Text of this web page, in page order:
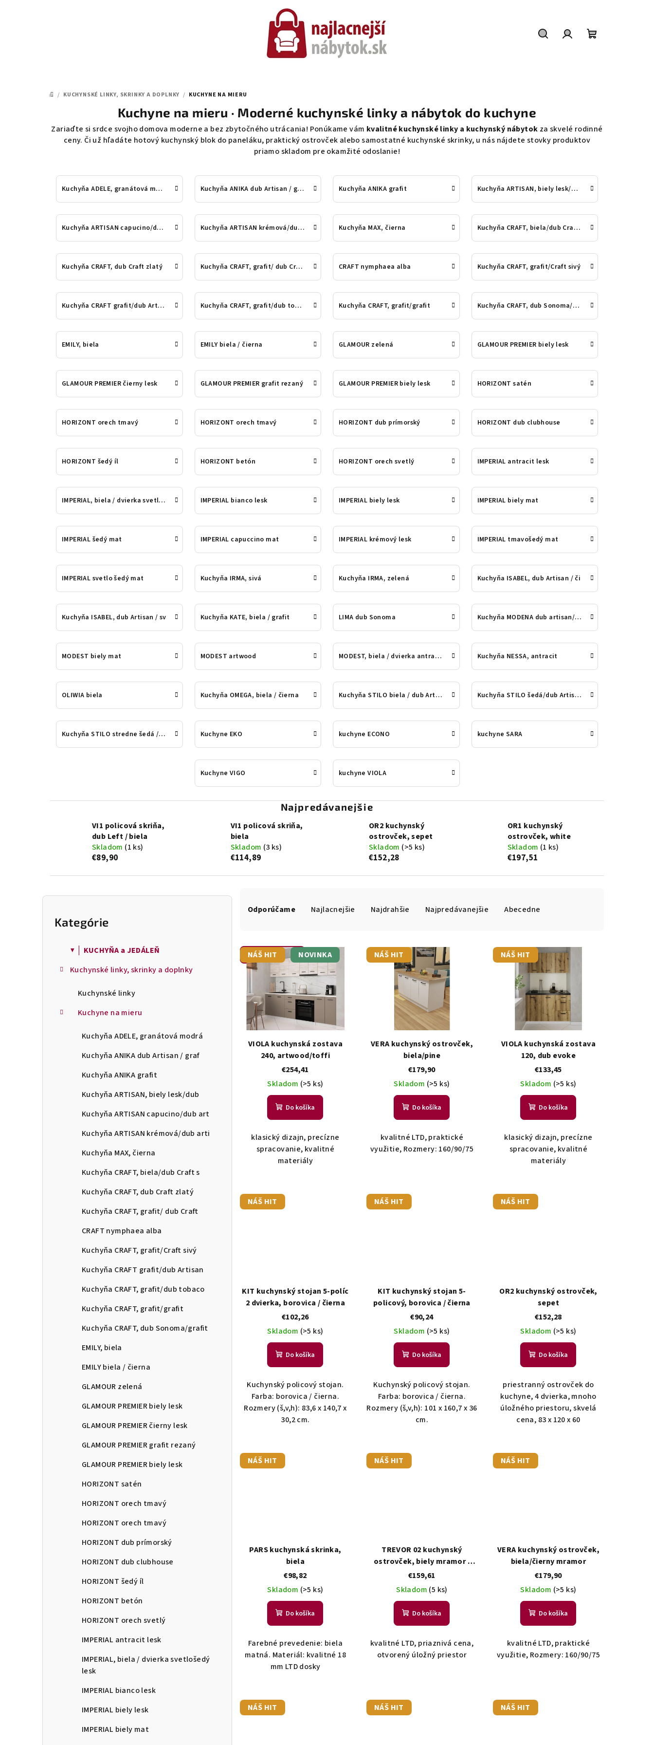
DOMOV
/ KUCHYNSKÉ LINKY, SKRINKY A DOPLNKY / KUCHYNE NA MIERU
Kuchyne na mieru · Moderné kuchynské linky a nábytok do kuchyne
Zariaďte si srdce svojho domova moderne a bez zbytočného utrácania! Ponúkame vám kvalitné kuchynské linky a kuchynský nábytok za skvelé rodinné
ceny. Či už hľadáte hotový kuchynský blok do paneláku, praktický ostrovček alebo samostatné kuchynské skrinky, u nás nájdete stovky produktov
priamo skladom pre okamžité odoslanie!
Kuchyňa ADELE, granátová modrá Kuchyňa ANIKA dub Artisan / graf Kuchyňa ANIKA grafit Kuchyňa ARTISAN, biely lesk/dub
Kuchyňa ARTISAN capucino/dub art Kuchyňa ARTISAN krémová/dub arti Kuchyňa MAX, čierna Kuchyňa CRAFT, biela/dub Craft s
Kuchyňa CRAFT, dub Craft zlatý Kuchyňa CRAFT, grafit/ dub Craft CRAFT nymphaea alba Kuchyňa CRAFT, grafit/Craft sivý
Kuchyňa CRAFT grafit/dub Artisan Kuchyňa CRAFT, grafit/dub tobaco Kuchyňa CRAFT, grafit/grafit Kuchyňa CRAFT, dub Sonoma/grafit
EMILY, biela EMILY biela / čierna GLAMOUR zelená GLAMOUR PREMIER biely lesk
GLAMOUR PREMIER čierny lesk GLAMOUR PREMIER grafit rezaný GLAMOUR PREMIER biely lesk HORIZONT satén
HORIZONT orech tmavý HORIZONT orech tmavý HORIZONT dub prímorský HORIZONT dub clubhouse
HORIZONT šedý íl HORIZONT betón HORIZONT orech svetlý IMPERIAL antracit lesk
IMPERIAL, biela / dvierka svetlošedý lesk IMPERIAL bianco lesk IMPERIAL biely lesk IMPERIAL biely mat
IMPERIAL šedý mat IMPERIAL capuccino mat IMPERIAL krémový lesk IMPERIAL tmavošedý mat
IMPERIAL svetlo šedý mat Kuchyňa IRMA, sivá Kuchyňa IRMA, zelená Kuchyňa ISABEL, dub Artisan / či
Kuchyňa ISABEL, dub Artisan / sv Kuchyňa KATE, biela / grafit LIMA dub Sonoma Kuchyňa MODENA dub artisan/čiern
MODEST biely mat MODEST artwood MODEST, biela / dvierka antracit Kuchyňa NESSA, antracit
OLIWIA biela Kuchyňa OMEGA, biela / čierna Kuchyňa STILO biela / dub Artisa Kuchyňa STILO šedá/dub Artisan
Kuchyňa STILO stredne šedá / dub Kuchyne EKO kuchyne ECONO kuchyne SARA
Kuchyne VIGO kuchyne VIOLA
Najpredávanejšie
VI1 policová skriňa,
dub Left / biela
Skladom (1 ks)
€89,90
VI1 policová skriňa,
biela
Skladom (3 ks)
€114,89
OR2 kuchynský
ostrovček, sepet
Skladom (>5 ks)
€152,28
OR1 kuchynský
ostrovček, white
Skladom (1 ks)
€197,51
B
Preskočiť
kategórie
Kategórie
▼ │ KUCHYŇA a JEDÁLEŇ
Kuchynské linky, skrinky a doplnky
Kuchynské linky
Kuchyne na mieru
Kuchyňa ADELE, granátová modrá
Kuchyňa ANIKA dub Artisan / graf
Kuchyňa ANIKA grafit
Kuchyňa ARTISAN, biely lesk/dub
Kuchyňa ARTISAN capucino/dub art
Kuchyňa ARTISAN krémová/dub arti
Kuchyňa MAX, čierna
Kuchyňa CRAFT, biela/dub Craft s
Kuchyňa CRAFT, dub Craft zlatý
Kuchyňa CRAFT, grafit/ dub Craft
CRAFT nymphaea alba
Kuchyňa CRAFT, grafit/Craft sivý
Kuchyňa CRAFT grafit/dub Artisan
Kuchyňa CRAFT, grafit/dub tobaco
Kuchyňa CRAFT, grafit/grafit
Kuchyňa CRAFT, dub Sonoma/grafit
EMILY, biela
EMILY biela / čierna
GLAMOUR zelená
GLAMOUR PREMIER biely lesk
GLAMOUR PREMIER čierny lesk
GLAMOUR PREMIER grafit rezaný
GLAMOUR PREMIER biely lesk
HORIZONT satén
HORIZONT orech tmavý
HORIZONT orech tmavý
HORIZONT dub prímorský
HORIZONT dub clubhouse
HORIZONT šedý íl
HORIZONT betón
HORIZONT orech svetlý
IMPERIAL antracit lesk
IMPERIAL, biela / dvierka svetlošedý
lesk
IMPERIAL bianco lesk
IMPERIAL biely lesk
IMPERIAL biely mat
i
e
Odporúčame Najlacnejšie Najdrahšie Najpredávanejšie Abecedne
Otvoriť filter
V
ý
NÁŠ HIT NOVINKA
VIOLA kuchynská zostava
240, artwood/toffi
€254,41
Skladom (>5 ks)
Do košíka
klasický dizajn, precízne
spracovanie, kvalitné
materiály
NÁŠ HIT
VERA kuchynský ostrovček,
biela/pine
€179,90
Skladom (>5 ks)
Do košíka
kvalitné LTD, praktické
využitie, Rozmery: 160/90/75
NÁŠ HIT
VIOLA kuchynská zostava
120, dub evoke
€133,45
Skladom (>5 ks)
Do košíka
klasický dizajn, precízne
spracovanie, kvalitné
materiály
NÁŠ HIT
KIT kuchynský stojan 5-políc
2 dvierka, borovica / čierna
€102,26
Skladom (>5 ks)
Do košíka
Kuchynský policový stojan.
Farba: borovica / čierna.
Rozmery (š,v,h): 83,6 x 140,7 x
30,2 cm.
NÁŠ HIT
KIT kuchynský stojan 5-
policový, borovica / čierna
€90,24
Skladom (>5 ks)
Do košíka
Kuchynský policový stojan.
Farba: borovica / čierna.
Rozmery (š,v,h): 101 x 160,7 x 36
cm.
NÁŠ HIT
OR2 kuchynský ostrovček,
sepet
€152,28
Skladom (>5 ks)
Do košíka
priestranný ostrovček do
kuchyne, 4 dvierka, mnoho
úložného priestoru, skvelá
cena, 83 x 120 x 60
NÁŠ HIT
PARS kuchynská skrinka,
biela
€98,82
Skladom (>5 ks)
Do košíka
Farebné prevedenie: biela
matná. Materiál: kvalitné 18
mm LTD dosky
NÁŠ HIT
TREVOR 02 kuchynský
ostrovček, biely mramor /
šedá
€159,61
Skladom (5 ks)
Do košíka
kvalitné LTD, priaznivá cena,
otvorený úložný priestor
NÁŠ HIT
VERA kuchynský ostrovček,
biela/čierny mramor
€179,90
Skladom (>5 ks)
Do košíka
kvalitné LTD, praktické
využitie, Rozmery: 160/90/75
NÁŠ HIT NÁŠ HIT NÁŠ HIT